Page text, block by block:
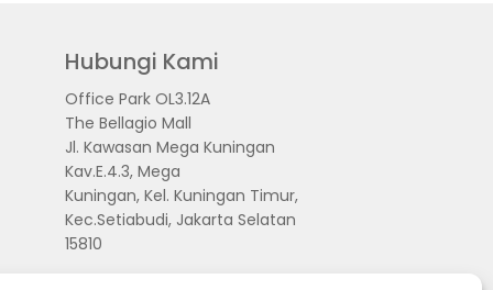
Hubungi Kami
Office Park OL3.12A
The Bellagio Mall
Jl. Kawasan Mega Kuningan
Kav.E.4.3, Mega
Kuningan, Kel. Kuningan Timur,
Kec.Setiabudi, Jakarta Selatan
15810